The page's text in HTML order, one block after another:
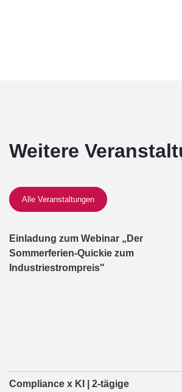
Weitere
Alle Veranstaltungen
Einladung zum Webinar „Der
Sommerferien-Quickie zum
Industriestrompreis"
Compliance x KI | 2-tägige